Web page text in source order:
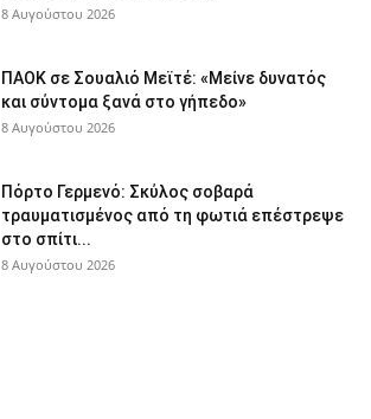
8 Αυγούστου 2026
ΠΑΟΚ σε Σουαλιό Μεϊτέ: «Μείνε δυνατός
και σύντομα ξανά στο γήπεδο»
8 Αυγούστου 2026
Πόρτο Γερμενό: Σκύλος σοβαρά
τραυματισμένος από τη φωτιά επέστρεψε
στο σπίτι...
8 Αυγούστου 2026